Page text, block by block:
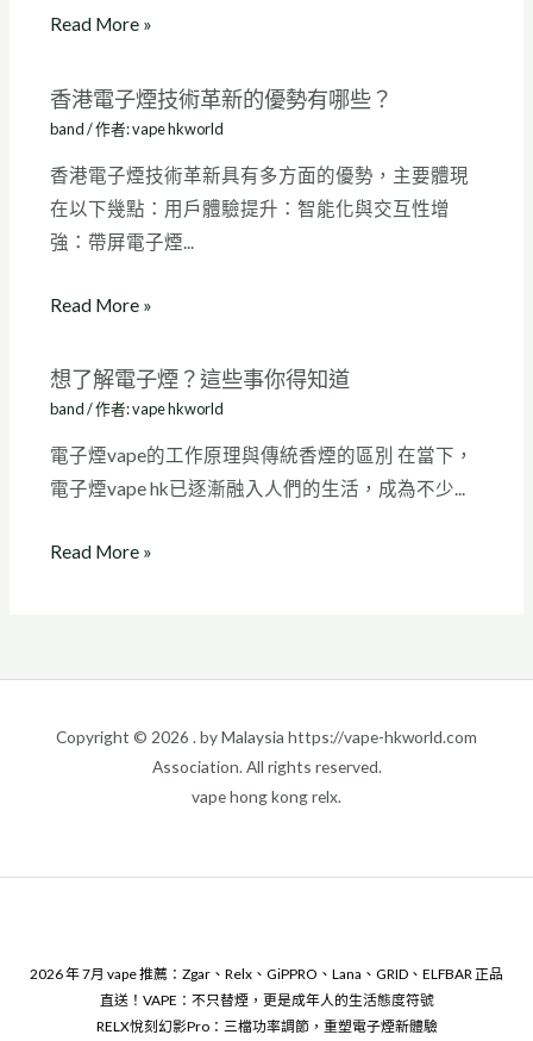
Read More »
香港電子煙技術革新的優勢有哪些？
band/ 作者:vape hkworld
香港電子煙技術革新具有多方面的優勢，主要體現
在以下幾點：用戶體驗提升：智能化與交互性增
強：帶屏電子煙...
Read More »
想了解電子煙？這些事你得知道
band/ 作者:vape hkworld
電子煙vape的工作原理與傳統香煙的區別 在當下，
電子煙vape hk已逐漸融入人們的生活，成為不少...
Read More »
Copyright © 2026 . by Malaysia https://vape-hkworld.com
Association. All rights reserved.
vape hong kong relx.
2026 年 7月 vape 推薦：Zgar、Relx、GiPPRO、Lana、GRID、ELFBAR 正品
直送！VAPE：不只替煙，更是成年人的生活態度符號
RELX悅刻幻影Pro：三檔功率調節，重塑電子煙新體驗